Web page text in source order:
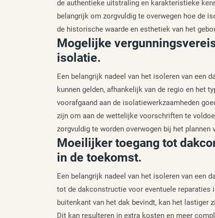
de authentieke uitstraling en karakteristieke
belangrijk om zorgvuldig te overwegen hoe de
de historische waarde en esthetiek van het
Mogelijke
isolatie.
Een belangrijk nadeel van het isoleren van een
kunnen gelden, afhankelijk van de regio en het
voorafgaand aan de isolatiewerkzaamheden
zijn om aan de wettelijke voorschriften te
zorgvuldig te worden overwogen bij het plannen
Moeilijker toegang tot
in de toekomst.
Een belangrijk nadeel van het isoleren van een
tot de dakconstructie voor eventuele
buitenkant van het dak bevindt, kan het lastiger
Dit kan resulteren in extra kosten en meer